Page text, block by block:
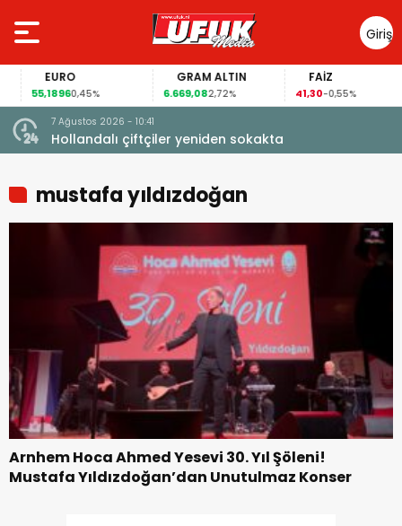
Giriş
Yap
EURO
55,18960,45%
GRAM ALTIN
6.669,082,72%
FAİZ
41,30-0,55%
şoke
7 Ağustos 2026 - 10:41
Hollandalı çiftçiler yeniden sokakta
mustafa yıldızdoğan
Arnhem Hoca Ahmed Yesevi 30. Yıl Şöleni!
Mustafa Yıldızdoğan’dan Unutulmaz Konser